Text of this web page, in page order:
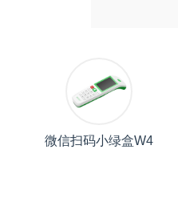
微信扫码小绿盒W4